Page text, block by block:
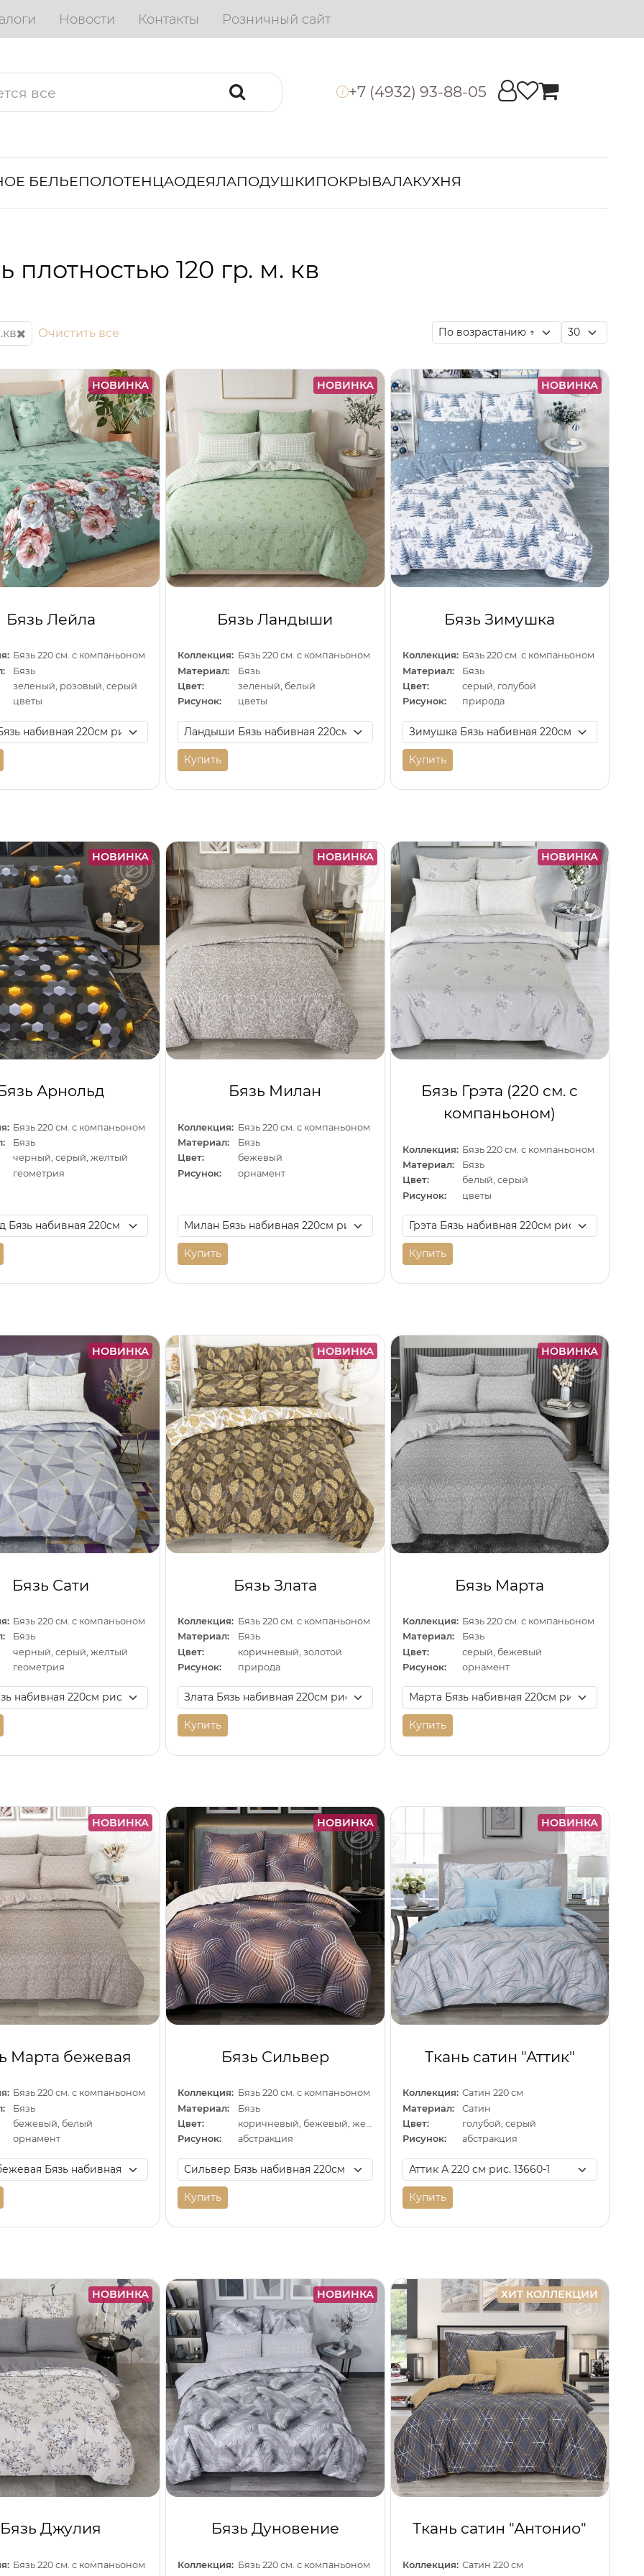
Новости Контакты Розничный сайт
i +7 (4932) 93-88-05
БЕЛЬЕПОЛОТЕНЦАОДЕЯЛАПОДУШКИПОКРЫВАЛАКУХНЯ
плотностью 120 гр. м. кв
Очистить все
НОВИНКА
Бязь Лейла
Бязь 220 см. с компаньоном
Бязь
зеленый, розовый, серый
цветы
НОВИНКА
Бязь Ландыши
Коллекция: Бязь 220 см. с компаньоном
Материал:
Бязь
Цвет:
зеленый, белый
Рисунок:
цветы
Купить
НОВИНКА
Бязь Зимушка
Коллекция: Бязь 220 см. с компаньоном
Материал:
Бязь
Цвет:
серый, голубой
Рисунок:
природа
Купить
НОВИНКА
Арнольд
Бязь 220 см. с компаньоном
Бязь
черный, серый, желтый
геометрия
НОВИНКА
Бязь Милан
Коллекция: Бязь 220 см. с компаньоном
Материал:
Бязь
Цвет:
бежевый
Рисунок:
орнамент
Купить
НОВИНКА
Бязь Грэта (220 см. с
компаньоном)
Коллекция: Бязь 220 см. с компаньоном
Материал:
Бязь
Цвет:
белый, серый
Рисунок:
цветы
Купить
НОВИНКА
Бязь Сати
Бязь 220 см. с компаньоном
Бязь
черный, серый, желтый
геометрия
НОВИНКА
Бязь Злата
Коллекция: Бязь 220 см. с компаньоном
Материал:
Бязь
Цвет:
коричневый, золотой
Рисунок:
природа
Купить
НОВИНКА
Бязь Марта
Коллекция: Бязь 220 см. с компаньоном
Материал:
Бязь
Цвет:
серый, бежевый
Рисунок:
орнамент
Купить
НОВИНКА
Марта бежевая
Бязь 220 см. с компаньоном
Бязь
бежевый, белый
орнамент
НОВИНКА
Бязь Сильвер
Коллекция: Бязь 220 см. с компаньоном
Материал:
Бязь
Цвет:
коричневый, бежевый, желтый
Рисунок:
абстракция
Купить
НОВИНКА
Ткань сатин "Аттик"
Коллекция: Сатин 220 см
Материал:
Сатин
Цвет:
голубой, серый
Рисунок:
абстракция
Купить
НОВИНКА
Бязь Джулия
Бязь 220 см. с компаньоном
НОВИНКА
Бязь Дуновение
Коллекция: Бязь 220 см. с компаньоном
ХИТ КОЛЛЕКЦИИ
Ткань сатин "Антонио"
Коллекция: Сатин 220 см